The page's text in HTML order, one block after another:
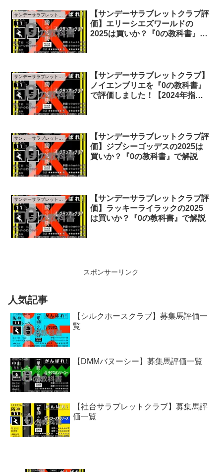
サンデーサラブレットクラブ
【サンデーサラブレットクラブ評
価】エリーシエズワールドの
2025は買いか？『0の教科書』で
【サンデーサラブレットクラブ】
ノイエンブリエを『0の教科書』
で評価しました！【2024年指標
【サンデーサラブレットクラブ評
価】ジプシーゴッデスの2025は
買いか？『0の教科書』で解説
サンデーサラブレットクラブ
【サンデーサラブレットクラブ評
価】ラッキーライラックの2025
は買いか？『0の教科書』で解説
スポンサーリンク
人気記事
【シルクホースクラブ】募集馬評価一
覧
【DMMバヌーシー】募集馬評価一覧
【社台サラブレットクラブ】募集馬評
価一覧